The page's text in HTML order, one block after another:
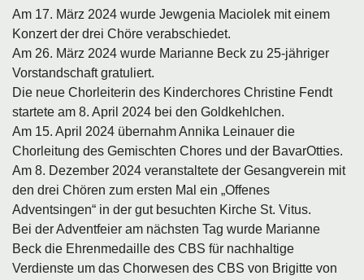
Am 17. März 2024 wurde Jewgenia Maciolek mit einem
Konzert der drei Chöre verabschiedet.
Am 26. März 2024 wurde Marianne Beck zu 25-jähriger
Vorstandschaft gratuliert.
Die neue Chorleiterin des Kinderchores Christine Fendt
startete am 8. April 2024 bei den Goldkehlchen.
Am 15. April 2024 übernahm Annika Leinauer die
Chorleitung des Gemischten Chores und der BavarOtties.
Am 8. Dezember 2024 veranstaltete der Gesangverein mit
den drei Chören zum ersten Mal ein „Offenes
Adventsingen“ in der gut besuchten Kirche St. Vitus.
Bei der Adventfeier am nächsten Tag wurde Marianne
Beck die Ehrenmedaille des CBS für nachhaltige
Verdienste um das Chorwesen des CBS von Brigitte von